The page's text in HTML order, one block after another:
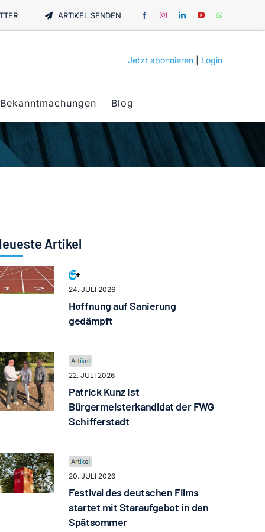
ARTIKEL SENDEN
Jetzt abonnieren Login
Bekanntmachungen Blog
Artikel
24. JULI 2026
Hoffnung auf Sanierung
gedämpft
22. JULI 2026
Patrick Kunz ist
Bürgermeisterkandidat der FWG
Schifferstadt
20. JULI 2026
Festival des deutschen Films
startet mit Staraufgebot in den
Spätsommer